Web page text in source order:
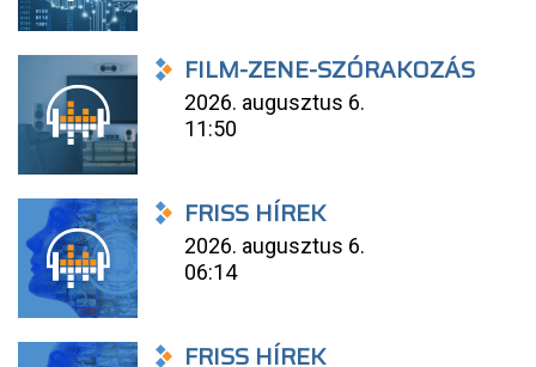
FILM-ZENE-SZÓRAKOZÁS
2026. augusztus 6.
11:50
FRISS HÍREK
2026. augusztus 6.
06:14
FRISS HÍREK